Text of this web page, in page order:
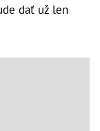
dať už len